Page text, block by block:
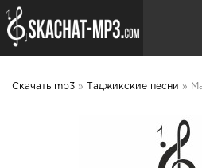
Скачать mp3 » Таджикские песни »